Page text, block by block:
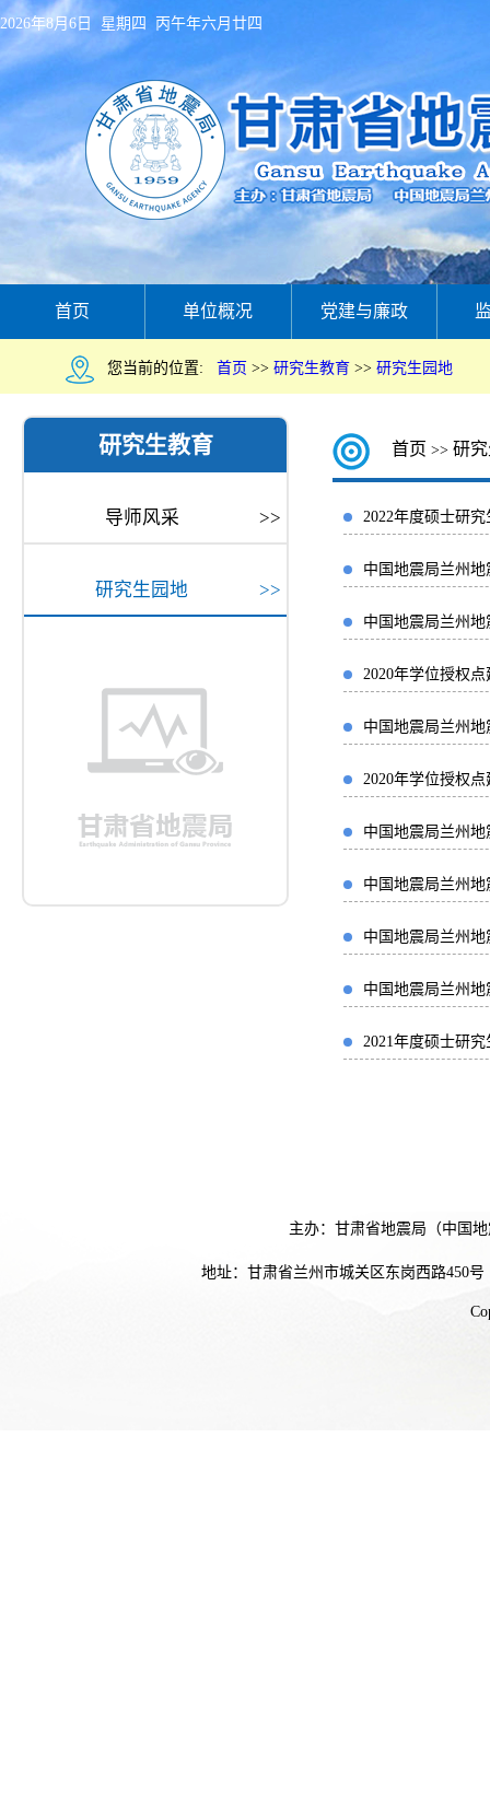
2026年8月6日 星期四 丙午年六月廿四
首页 单位概况 党建与廉政
您当前的位置: 首页 >> 研究生教育 >> 研究生园地
研究生教育
导师风采 >>
研究生园地 >>
首页 >> 研
2022年度硕士研
中国地震局兰州
中国地震局兰州
2020年学位授权
中国地震局兰州
2020年学位授权
中国地震局兰州
中国地震局兰州
中国地震局兰州
中国地震局兰州
2021年度硕士研
主办：甘肃省地震局（中国
地址：甘肃省兰州市城关区东岗西路450号